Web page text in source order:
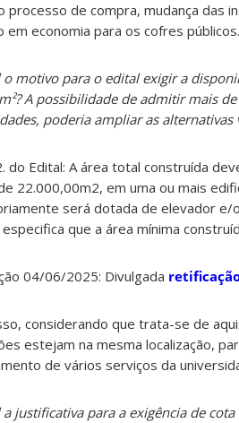
processo de compra, mudança das
em economia para os cofres públicos.
o motivo para o edital exigir a
A possibilidade de admitir mais
poderia ampliar as alternativas
do Edital: A área total construída
22.000,00m2, em uma ou mais
será dotada de elevador e/
que a área mínima
04/06/2025: Divulgada
considerando que trata-se de
estejam na mesma localização,
de vários serviços da
justificativa para a exigência de